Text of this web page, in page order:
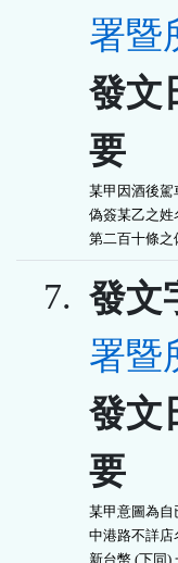
署暨
發文
要
某甲因酒後駕
偽簽某乙之姓
第二百十條之
7. 發文
署暨
發文
要
某甲意圖為自
中港路不詳店
新台幣 (下同)